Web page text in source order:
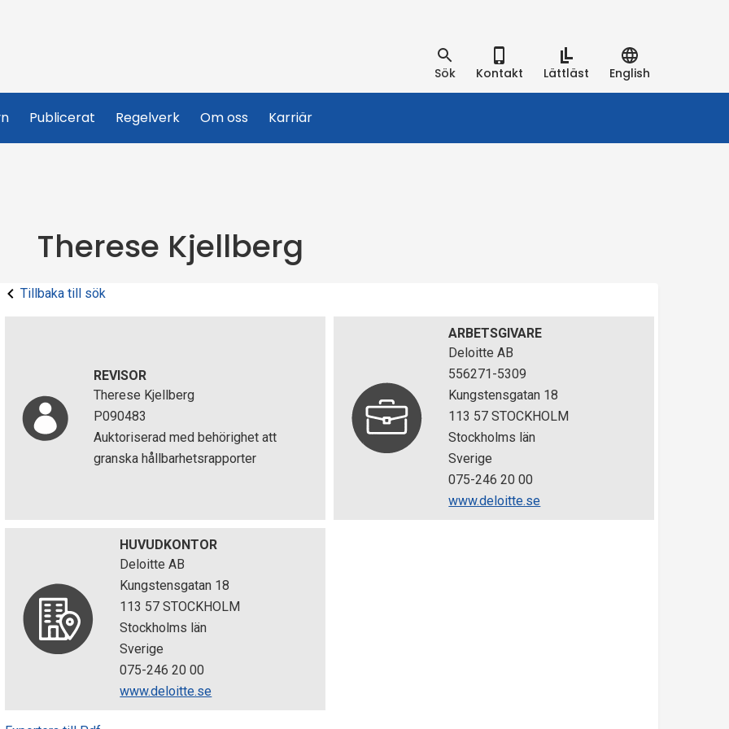
Sök Kontakt Lättläst English
Publicerat Regelverk Om oss Karriär
Therese Kjellberg
Tillbaka till sök
REVISOR
Therese Kjellberg
P090483
Auktoriserad med behörighet att
granska hållbarhetsrapporter
ARBETSGIVARE
Deloitte AB
556271-5309
Kungstensgatan 18
113 57 STOCKHOLM
Stockholms län
Sverige
075-246 20 00
www.deloitte.se
HUVUDKONTOR
Deloitte AB
Kungstensgatan 18
113 57 STOCKHOLM
Stockholms län
Sverige
075-246 20 00
www.deloitte.se